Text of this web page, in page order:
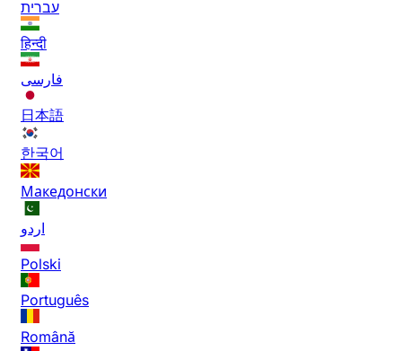
עברית
हिन्दी
فارسی
日本語
한국어
Македонски
اردو
Polski
Português
Română